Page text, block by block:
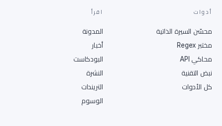
أدوات
محسّن السيرة الذاتية
مختبر Regex
محاكي API
نبض التقنية
كل الأدوات
اقرأ
المدونة
أخبار
البودكاست
النشرة
التريندات
الوسوم